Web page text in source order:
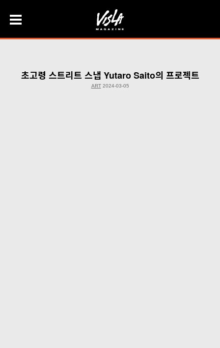
초고령 스트리트 스냅 Yutaro Saito의 프로젝트
ART 2024-03-05